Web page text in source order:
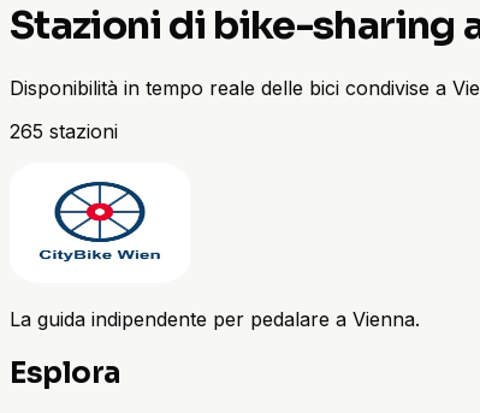
Stazioni di bike-sharing
Disponibilità in tempo reale delle bici condivise a
265 stazioni
La guida indipendente per pedalare a Vienna.
Esplora